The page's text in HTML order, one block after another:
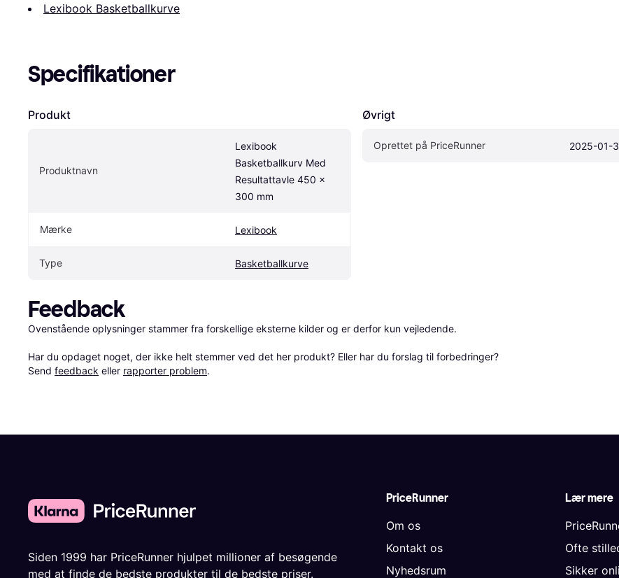
Lexibook Basketballkurve
Specifikationer
Produkt
Produktnavn
Lexibook
Basketballkurv Med
Resultattavle 450 x
300 mm
Mærke Lexibook
Type Basketballkurve
Øvrigt
Oprettet på PriceRunner 2025-01-
Feedback
Ovenstående oplysninger stammer fra forskellige eksterne kilder og er derfor kun vejledende.
Har du opdaget noget, der ikke helt stemmer ved det her produkt? Eller har du forslag til forbedringer?
Send feedback eller rapporter problem.
PriceRunner
Om os
Kontakt os
Nyhedsrum
Lær mere
Ofte
Sikker
Siden 1999 har PriceRunner hjulpet millioner af besøgende
med at finde de bedste produkter til de bedste priser.